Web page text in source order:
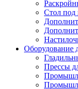
Стол под
Оборудование
Прессы